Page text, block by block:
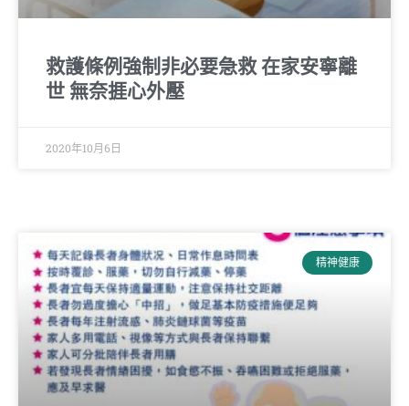
救護條例強制非必要急救 在家安寧離
世 無奈捱心外壓
2020年10月6日
精神健康